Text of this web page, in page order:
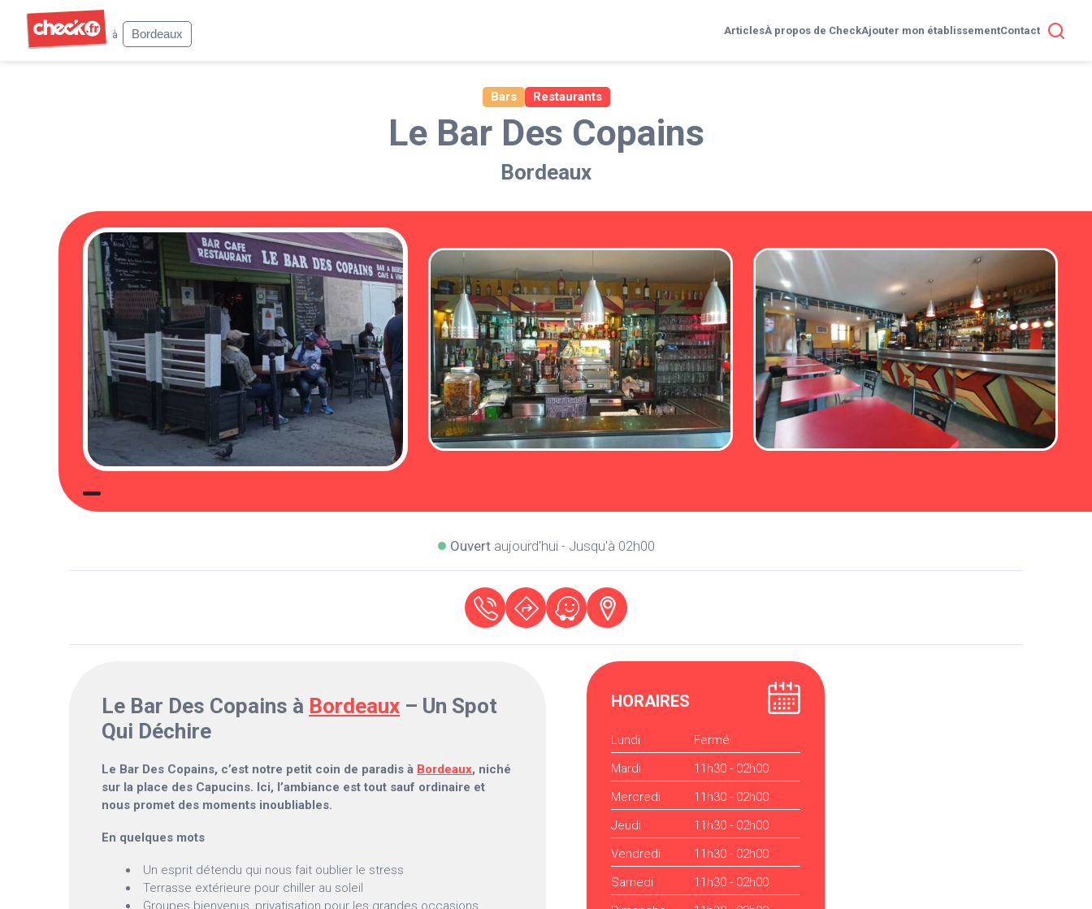
à
Bordeaux ArticlesÀ propos de CheckAjouter mon établissementContact
Bars Restaurants
Le Bar Des Copains
Bordeaux
Ouvertaujourd'hui - Jusqu'à 02h00
Le Bar Des Copains à Bordeaux – Un Spot
Qui Déchire
Le Bar Des Copains, c’est notre petit coin de paradis à Bordeaux, niché
sur la place des Capucins. Ici, l’ambiance est tout sauf ordinaire et
nous promet des moments inoubliables.
En quelques mots
Un esprit détendu qui nous fait oublier le stress
Terrasse extérieure pour chiller au soleil
Groupes bienvenus, privatisation pour les grandes occasions
HORAIRES
Lundi
Fermé
Mardi
11h30 - 02h00
Mercredi
11h30 - 02h00
Jeudi
11h30 - 02h00
Vendredi
11h30 - 02h00
Samedi
11h30 - 02h00